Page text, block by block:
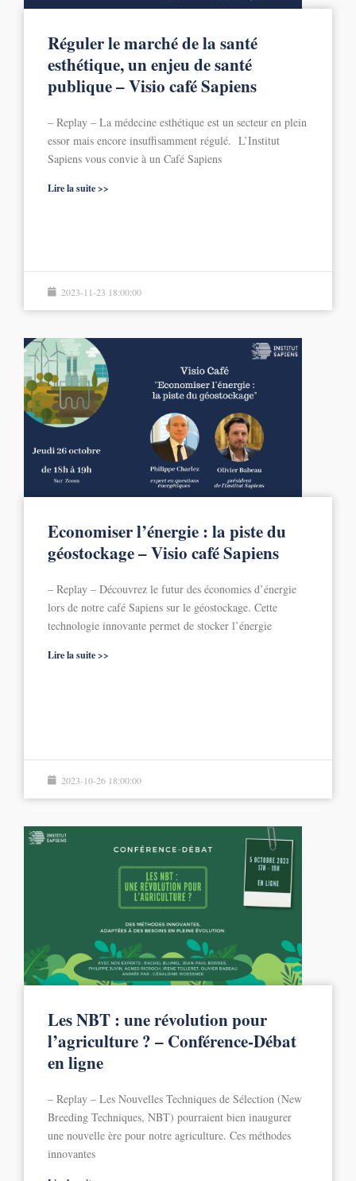
Réguler le marché de la santé
esthétique, un enjeu de santé
publique – Visio café Sapiens
– Replay – La médecine esthétique est un secteur en plein
essor mais encore insuffisamment régulé. L’Institut
Sapiens vous convie à un Café Sapiens
Lire la suite >>
2023-11-23 18:00:00
Economiser l’énergie : la piste du
géostockage – Visio café Sapiens
– Replay – Découvrez le futur des économies d’énergie
lors de notre café Sapiens sur le géostockage. Cette
technologie innovante permet de stocker l’énergie
Lire la suite >>
2023-10-26 18:00:00
Les NBT : une révolution pour
l’agriculture ? – Conférence-Débat
en ligne
– Replay – Les Nouvelles Techniques de Sélection (New
Breeding Techniques, NBT) pourraient bien inaugurer
une nouvelle ère pour notre agriculture. Ces méthodes
innovantes